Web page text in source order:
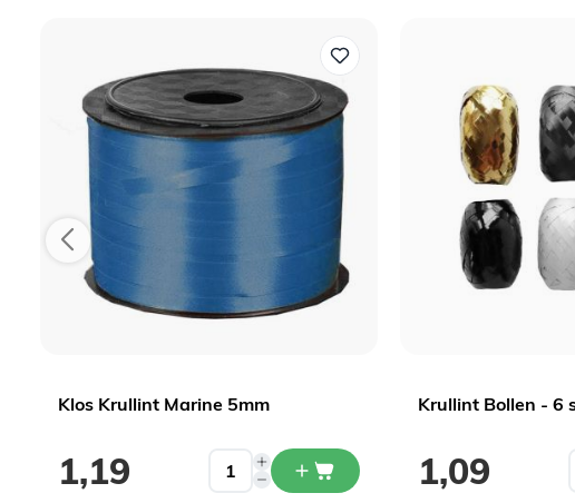
Klos Krullint Marine 5mm
1,19
Krullint Bollen - 6
1,09